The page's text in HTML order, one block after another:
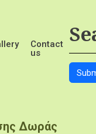
Contact
us
Δωράς